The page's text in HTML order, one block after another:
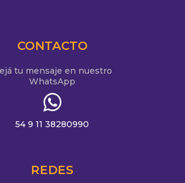
CONTACTO
tu mensaje en nuestro
WhatsApp
54 9 11 38280990
REDES